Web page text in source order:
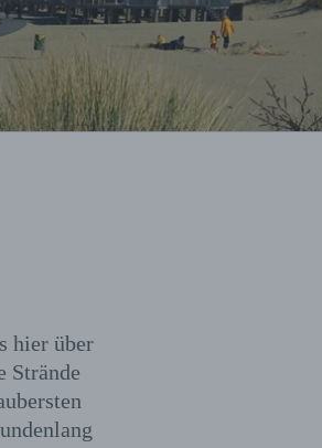
hier über
Strände